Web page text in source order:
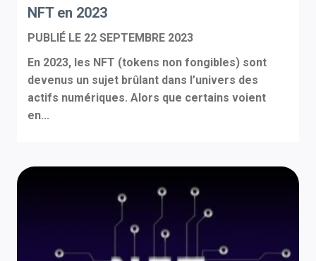
NFT en 2023
PUBLIÉ LE 22 SEPTEMBRE 2023
En 2023, les NFT (tokens non fongibles) sont
devenus un sujet brûlant dans l’univers des
actifs numériques. Alors que certains voient
en...